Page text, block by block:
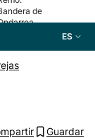
de
ES
Guardar